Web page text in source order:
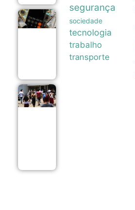
Endividamento
das famílias
brasileiras
atinge recorde
de 82% em
julho
segurança
sociedade
tecnologia
trabalho
transporte